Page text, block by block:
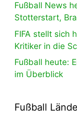
Fußball News
Stotterstart,
FIFA stellt sich
Kritiker in die
Fußball heute:
im Überblick
Fußball